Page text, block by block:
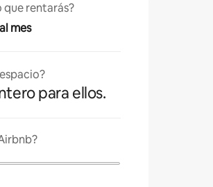
rentarás?
al mes
para ellos.